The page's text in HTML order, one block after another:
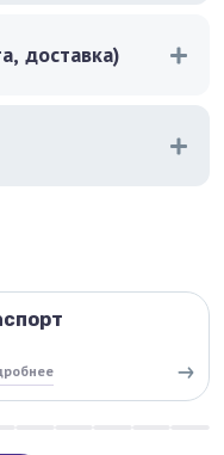
доставка)